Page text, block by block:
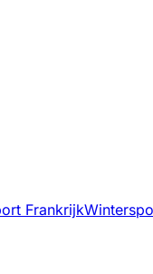
Frankrijk